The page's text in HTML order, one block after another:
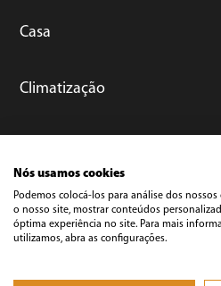
Casa
Climatização
Cuidados Pessoais
Nós usamos cookies
Podemos colocá-los para análise dos
o nosso site, mostrar conteúdos
óptima experiência no site. Para mais
utilizamos, abra as configurações.